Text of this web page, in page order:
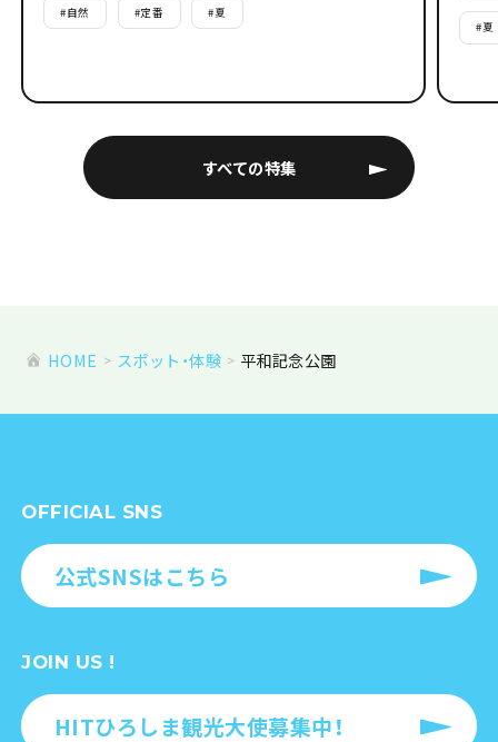
すべての特集
#自然 #定番 #夏
#夏
HOME スポット・体験 平和記念公園
OFFICIAL SNS
公式SNSはこちら
JOIN US !
HITひろしま観光大使募集中！